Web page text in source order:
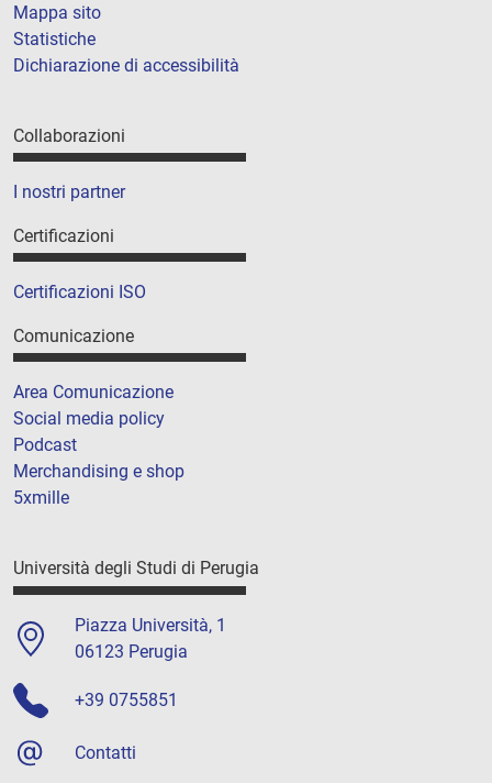
Mappa sito
Statistiche
Dichiarazione di accessibilità
Collaborazioni
I nostri partner
Certificazioni
Certificazioni ISO
Comunicazione
Area Comunicazione
Social media policy
Podcast
Merchandising e shop
5xmille
Università degli Studi di Perugia
Piazza Università, 1
06123 Perugia
+39 0755851
Contatti